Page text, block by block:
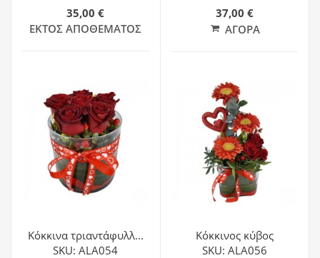
35,00 €
ΕΚΤΌΣ ΑΠΟΘΈΜΑΤΟΣ
37,00 €
ΑΓΟΡΆ
Κόκκινα τριαντάφυλλ...
SKU: ALA054
Κόκκινος κύβος
SKU: ALA056